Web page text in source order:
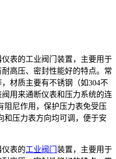
表的工业阀门装置，主要用于
高压、密封性能好的特点。常
材质主要有不锈钢（如304不
用来通断仪表和压力系统的连
阻尼作用，保护压力表免受压
和压力表方向均可调，便于安
表的工业阀门 装置，主要用于